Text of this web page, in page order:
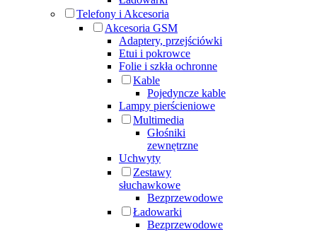
Telefony i Akcesoria
Akcesoria GSM
Adaptery, przejściówki
Etui i pokrowce
Folie i szkła ochronne
Kable
Pojedyncze kable
Lampy pierścieniowe
Multimedia
Głośniki
zewnętrzne
Uchwyty
Zestawy
słuchawkowe
Bezprzewodowe
Ładowarki
Bezprzewodowe